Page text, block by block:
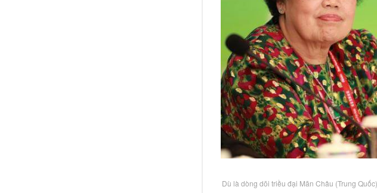
Dù là dòng dõi triều đại Mãn Châu (Trung